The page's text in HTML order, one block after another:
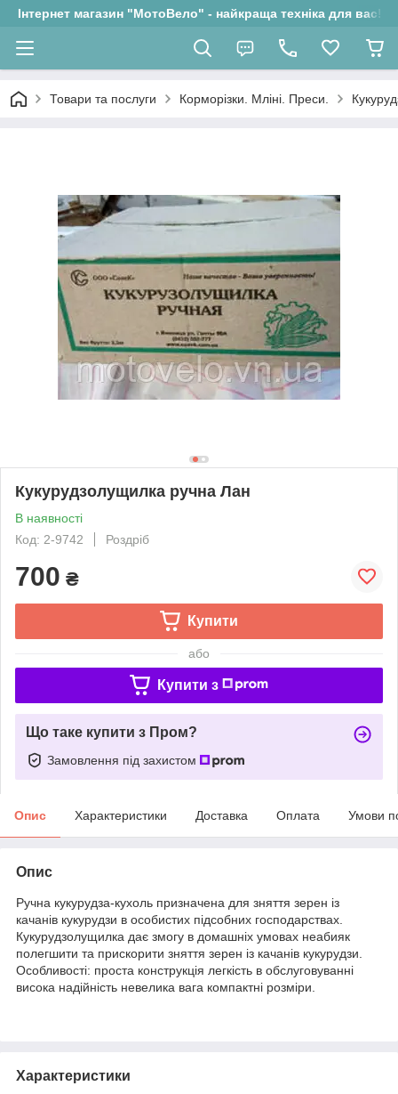
Інтернет магазин "МотоВело" - найкраща техніка для вас!
Товари та послуги Корморізки. Мліні. Преси.
Кукурудзолущилка ручна Лан
В наявності
Код: 2-9742
Роздріб
700 ₴
Купити
або
Купити з
Що таке купити з Пром?
Замовлення під захистом
Опис Характеристики Доставка Оплата Умови
Опис
Ручна кукурудза-кухоль призначена для зняття зерен із
качанів кукурудзи в особистих підсобних господарствах.
Кукурудзолущилка дає змогу в домашніх умовах неабияк
полегшити та прискорити зняття зерен із качанів кукурудзи.
Особливості: проста конструкція легкість в обслуговуванні
висока надійність невелика вага компактні розміри.
Характеристики